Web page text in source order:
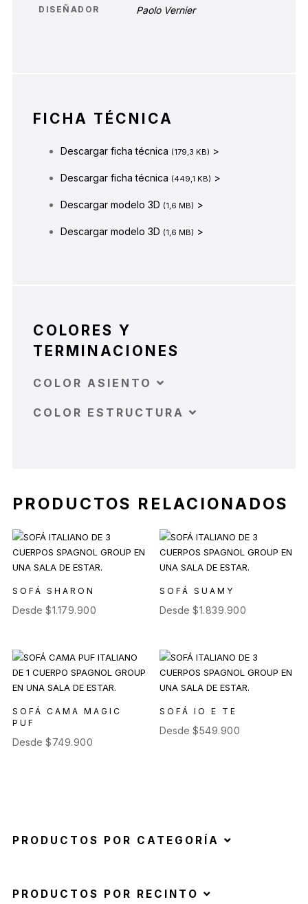
DISEÑADOR Paolo Vernier
FICHA TÉCNICA
Descargar ficha técnica (179,3 KB) >
Descargar ficha técnica (449,1 KB) >
Descargar modelo 3D (1,6 MB) >
Descargar modelo 3D (1,6 MB) >
COLORES Y
TERMINACIONES
COLOR ASIENTO
COLOR ESTRUCTURA
PRODUCTOS RELACIONADOS
SOFÁ SHARON
Desde $1.179.900
SOFÁ SUAMY
Desde$1.839.900
SOFÁ CAMA MAGIC
PUF
Desde $749.900
SOFÁ IO E TE
Desde$549.900
PRODUCTOS POR CATEGORÍA
PRODUCTOS POR RECINTO